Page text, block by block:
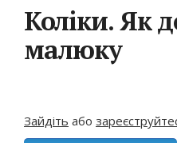
Коліки. Як
малюку
Зайдіть або